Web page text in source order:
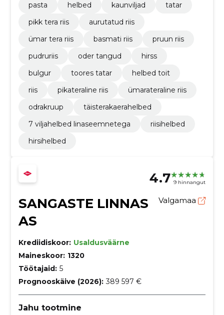
pasta
helbed kaunviljad
tatar
pikk tera riis
aurutatud riis
ümar tera riis
basmati riis
pruun riis
pudruriis
oder tangud
hirss
bulgur
toores tatar
helbed toit
riis
pikateraline riis
ümarateraline riis
odrakruup
täisterakaerahelbed
7 viljahelbed linaseemnetega
riisihelbed
hirsihelbed
4.7 9 hinnangut
SANGASTE LINNAS
AS
Valgamaa
Krediidiskoor: Usaldusväärne
Maineskoor: 1320
Töötajaid: 5
Prognooskäive (2026): 389 597 €
Jahu tootmine